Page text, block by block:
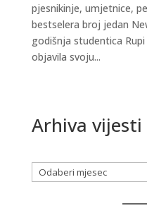
pjesnikinje, umjetnice,
bestselera broj jedan
godišnja studentica
objavila svoju...
Arhiva vijesti
Arhiva